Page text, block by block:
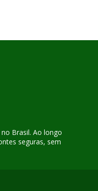
Brasil. Ao longo
seguras, sem